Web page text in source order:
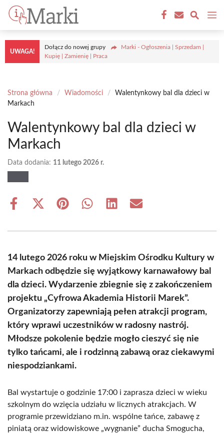
Przejdź
treści
UWAGA!
Dołącz do nowej grupy
Marki - Ogłoszenia | Sprzedam |
Kupię | Zamienię | Praca
Strona główna / Wiadomości /
Walentynkowy bal dla dzieci w
Markach
Walentynkowy bal dla dzieci w
Markach
Data dodania: 11 lutego 2026 r.
Share
Share
(Twitter)
Share Share Share Share
14 lutego 2026 roku w Miejskim Ośrodku Kultury w
Markach odbędzie się wyjątkowy karnawałowy bal
dla dzieci. Wydarzenie zbiegnie się z zakończeniem
projektu „Cyfrowa Akademia Historii Marek”.
Organizatorzy zapewniają pełen atrakcji program,
który wprawi uczestników w radosny nastrój.
Młodsze pokolenie będzie mogło cieszyć się nie
tylko tańcami, ale i rodzinną zabawą oraz ciekawymi
niespodziankami.
Bal wystartuje o godzinie 17:00 i zaprasza dzieci w wieku
szkolnym do wzięcia udziału w licznych atrakcjach. W
programie przewidziano m.in. wspólne tańce, zabawę z
piniatą oraz widowiskowe „wygnanie” ducha Smogucha,